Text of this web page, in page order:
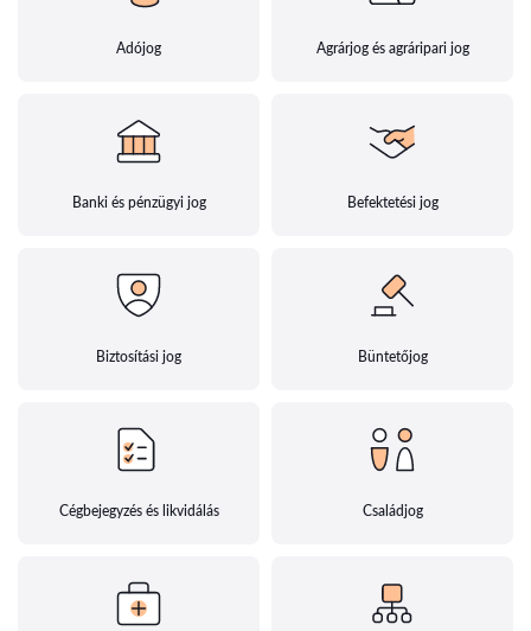
Adójog Agrárjog és agráripari jog
Banki és pénzügyi jog Befektetési jog
Biztosítási jog Büntetőjog
Cégbejegyzés és likvidálás Családjog